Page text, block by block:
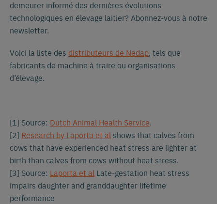
demeurer informé des dernières évolutions
technologiques en élevage laitier? Abonnez-vous à notre
newsletter.
Voici la liste des distributeurs de Nedap, tels que
fabricants de machine à traire ou organisations
d’élevage.
[1] Source: Dutch Animal Health Service.
[2] Research by Laporta et al shows that calves from
cows that have experienced heat stress are lighter at
birth than calves from cows without heat stress.
[3] Source: Laporta et al Late-gestation heat stress
impairs daughter and granddaughter lifetime
performance